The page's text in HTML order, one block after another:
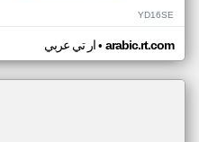
YD16SE
ار تي عربي• arabic.rt.com